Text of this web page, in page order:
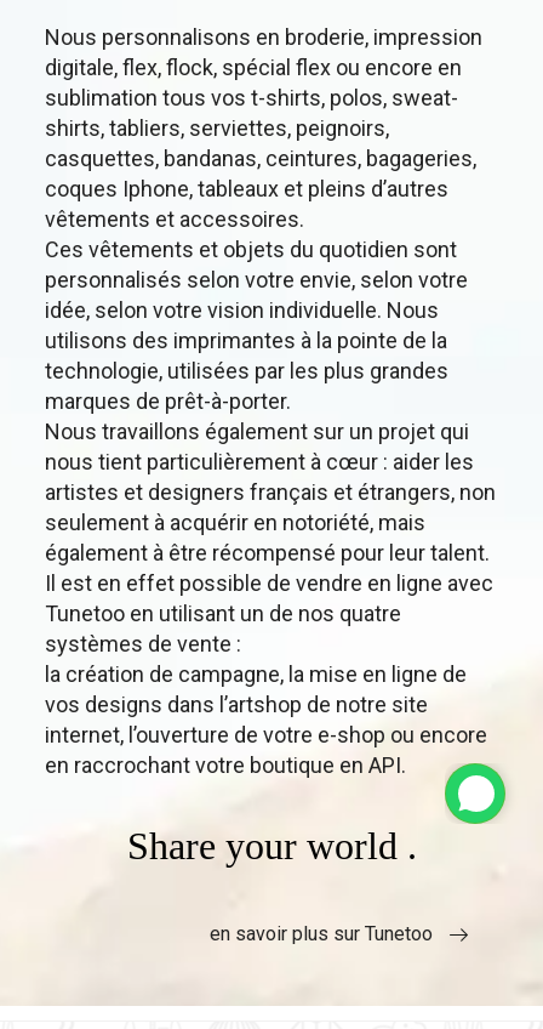
Nous personnalisons en broderie, impression
digitale, flex, flock, spécial flex ou encore en
sublimation tous vos t-shirts, polos, sweat-
shirts, tabliers, serviettes, peignoirs,
casquettes, bandanas, ceintures, bagageries,
coques Iphone, tableaux et pleins d’autres
vêtements et accessoires.
Ces vêtements et objets du quotidien sont
personnalisés selon votre envie, selon votre
idée, selon votre vision individuelle. Nous
utilisons des imprimantes à la pointe de la
technologie, utilisées par les plus grandes
marques de prêt-à-porter.
Nous travaillons également sur un projet qui
nous tient particulièrement à cœur : aider les
artistes et designers français et étrangers, non
seulement à acquérir en notoriété, mais
également à être récompensé pour leur talent.
Il est en effet possible de vendre en ligne avec
Tunetoo en utilisant un de nos quatre
systèmes de vente :
la création de campagne, la mise en ligne de
vos designs dans l’artshop de notre site
internet, l’ouverture de votre e-shop ou encore
en raccrochant votre boutique en API.
Share your world .
en savoir plus sur Tunetoo